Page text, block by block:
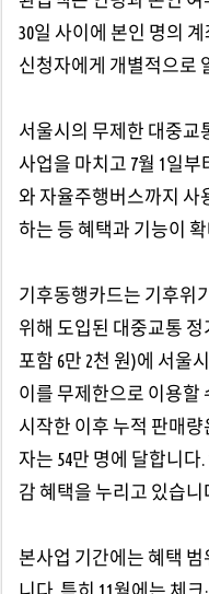
30일 사이에 본인 명의
신청자에게 개별적으로
서울시의 무제한 대중교
사업을 마치고 7월 1일
와 자율주행버스까지 사
하는 등 혜택과 기능이
기후동행카드는 기후위
위해 도입된 대중교통 정
포함 6만 2천 원)에 서울
이를 무제한으로 이용할
시작한 이후 누적 판매량
자는 54만 명에 달합니다
감 혜택을 누리고 있습니
본사업 기간에는 혜택
니다. 특히 11월에는 체